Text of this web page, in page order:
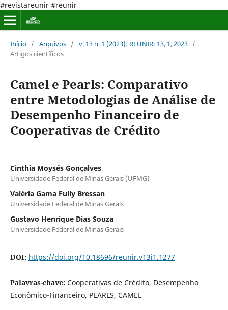
#revistareunir #reunir
Início / Arquivos / v. 13 n. 1 (2023): REUNIR: 13, 1, 2023 /
Artigos científicos
Camel e Pearls: Comparativo
entre Metodologias de Análise de
Desempenho Financeiro de
Cooperativas de Crédito
Cinthia Moysés Gonçalves
Universidade Federal de Minas Gerais (UFMG)
Valéria Gama Fully Bressan
Universidade Federal de Minas Gerais
Gustavo Henrique Dias Souza
Universidade Federal de Minas Gerais
DOI: https://doi.org/10.18696/reunir.v13i1.1277
Palavras-chave: Cooperativas de Crédito, Desempenho
Econômico-Financeiro, PEARLS, CAMEL